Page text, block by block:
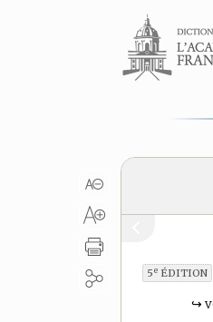
Aller au
5e ÉDITION
↪